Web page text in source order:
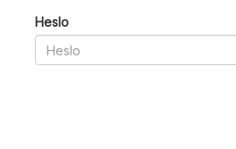
Heslo